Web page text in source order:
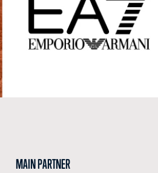
MAIN PARTNER